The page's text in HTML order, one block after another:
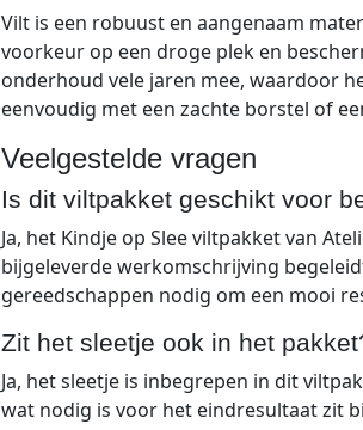
Vilt is een robuust en aangenaam
voorkeur op een droge plek en
onderhoud vele jaren mee, waardoor
eenvoudig met een zachte borstel of
Veelgestelde vragen
Is dit viltpakket geschikt voor
Ja, het Kindje op Slee viltpakket van
bijgeleverde werkomschrijving
gereedschappen nodig om een mooi
Zit het sleetje ook in het
Ja, het sleetje is inbegrepen in dit
wat nodig is voor het eindresultaat zit